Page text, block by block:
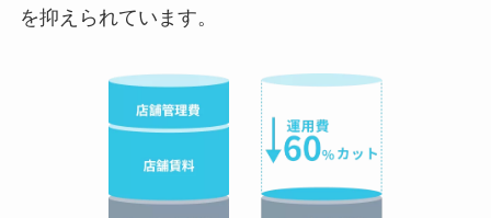
を抑えられています。